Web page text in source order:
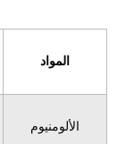
المواد
الألومنيوم